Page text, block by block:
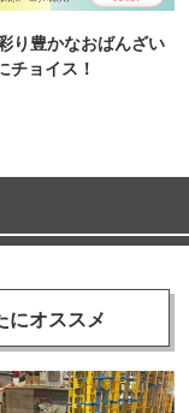
り豊かなおばんざい
チョイス！
にオススメ